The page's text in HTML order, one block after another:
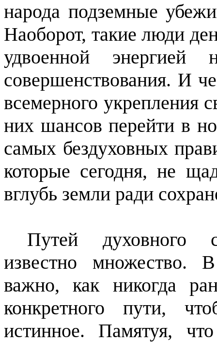
народа подземные
Наоборот, такие люди
удвоенной энергией
совершенствования. И
всемерного укрепления
них шансов перейти в
самых бездуховных
которые сегодня, не
вглубь земли ради
Путей духовного
известно множество.
важно, как никогда
конкретного пути,
истинное. Памятуя,